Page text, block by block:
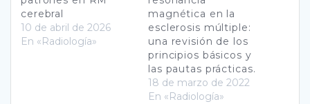
cerebral
10 de abril de 2026
En «Radiología»
magnética en la
esclerosis múltiple:
una revisión de los
principios básicos y
las pautas prácticas.
18 de marzo de 2022
En «Radiología»